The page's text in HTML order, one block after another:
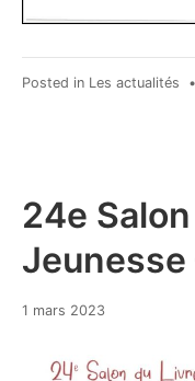
Posted in Les actualités •
24e
Jeunesse
1 mars 2023